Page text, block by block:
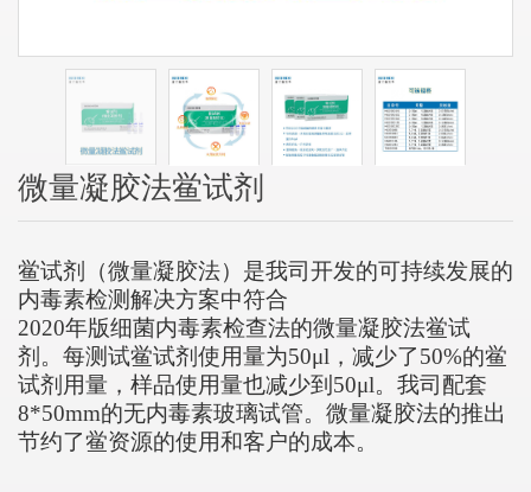
微量凝胶法鲎试剂
鲎试剂（微量凝胶法）是我司开发的可持续发展的
内毒素检测解决方案中符合
2020年版细菌内毒素检查法的微量凝胶法鲎试
剂。每测试鲎试剂使用量为50μl，减少了50%的鲎
试剂用量，样品使用量也减少到50μl。我司配套
8*50mm的无内毒素玻璃试管。微量凝胶法的推出
节约了鲎资源的使用和客户的成本。